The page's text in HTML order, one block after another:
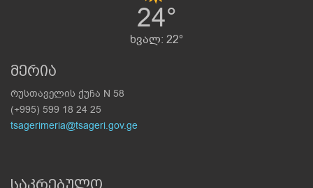
24°
ხვალ: 22°
მერია
რუსთაველის ქუჩა N 58
(+995) 599 18 24 25
tsagerimeria@tsageri.gov.ge